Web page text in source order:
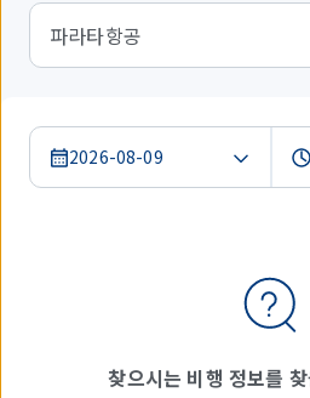
파라타항공
2026-08-09
찾으시는 비행 정보를